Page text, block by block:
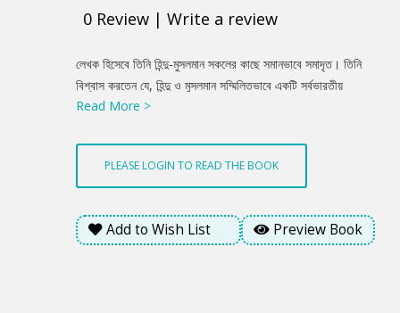
0 Review | Write a review
Product
Summery
লেখক হিসেবে তিনি হিন্দু-মুসলমান সকলের কাছে সমানভাবে সমাদৃত। তিনি
বিশ্বাস করতেন যে, হিন্দু ও মুসলমান সম্মিলিতভাবে একটি সর্বভারতীয়
জাতীয়তাবাদ নির্মাণ করতে সক্ষম হবে। এস. ওয়াজেদ আলীর রচনায় মার্জিত রুচি
কোনো ঐক্য নেই। দেশি ও বিদেশি, পূর্ব-পশ্চিমের বিভিন্ন বিষয়ের লেখা এ
গ্রন্থে আছে বলেই এই গ্রন্থের নাম ‘প্রাচ্য ও প্রতীচ্য’।
Read More >
PLEASE LOGIN TO READ THE BOOK
Add to Wish List Preview Book